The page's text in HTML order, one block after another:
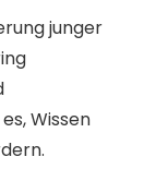
junger
Wissen